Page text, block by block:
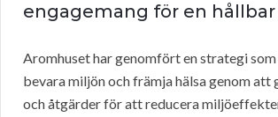
engagemang för en
Aromhuset har genomfört en strategi
bevara miljön och främja hälsa genom att
och åtgärder för att reducera